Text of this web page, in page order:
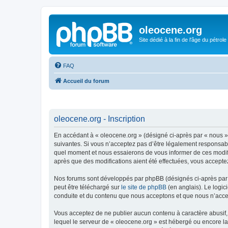
oleocene.org
Site dédié à la fin de l'âge du pétrole
FAQ
Accueil du forum
oleocene.org - Inscription
En accédant à « oleocene.org » (désigné ci-après par « nous
suivantes. Si vous n’acceptez pas d’être légalement
quel moment et nous essaierons de vous informer de ces
après que des modifications aient été effectuées, vous
Nos forums sont développés par phpBB (désignés ci-après
peut être téléchargé sur le site de phpBB (en anglais). Le
conduite et du contenu que nous acceptons et que nous
Vous acceptez de ne publier aucun contenu à caractère
lequel le serveur de « oleocene.org » est hébergé ou encore